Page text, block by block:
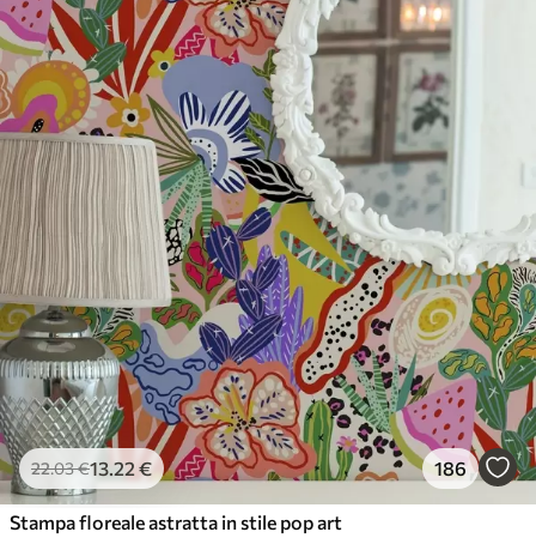
Premium
56.6734.00 €/m²
Vinile Premium
65.00 .00 € /m²
22.03€13.22€ 186
Stampa floreale astratta in stile pop art